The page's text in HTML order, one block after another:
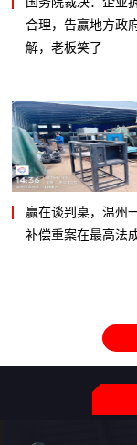
合理，告赢地方政
解，老板笑了
赢在谈判桌，温州
补偿重案在最高法